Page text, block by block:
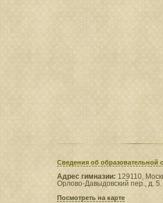
Сведения​ об образовательной
Адрес гимназии: 129110,
Орлово-Давыдовский пер., д. 5.
Посмотреть на карте